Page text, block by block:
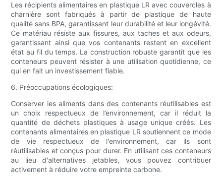
Les récipients alimentaires en plastique LR avec couvercles à
charnière sont fabriqués à partir de plastique de haute
qualité sans BPA, garantissant leur durabilité et leur longévité.
Ce matériau résiste aux fissures, aux taches et aux odeurs,
garantissant ainsi que vos contenants restent en excellent
état au fil du temps. La construction robuste garantit que les
conteneurs peuvent résister à une utilisation quotidienne, ce
qui en fait un investissement fiable.
6. Préoccupations écologiques:
Conserver les aliments dans des contenants réutilisables est
un choix respectueux de l’environnement, car il réduit la
quantité de déchets plastiques à usage unique créés. Les
contenants alimentaires en plastique LR soutiennent ce mode
de vie respectueux de l'environnement, car ils sont
réutilisables et conçus pour durer. En utilisant ces conteneurs
au lieu d'alternatives jetables, vous pouvez contribuer
activement à réduire votre empreinte carbone.